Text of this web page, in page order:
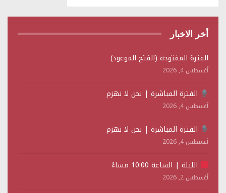
أخر الاخبار
الفترة المفتوحة (الفتح الموعود)
أغسطس 4, 2026
الفترة المباشرة | نحن لا نهزم
أغسطس 4, 2026
الفترة المباشرة | نحن لا نهزم
أغسطس 4, 2026
الليلة | الساعة 10:00 مساءً
أغسطس 2, 2026